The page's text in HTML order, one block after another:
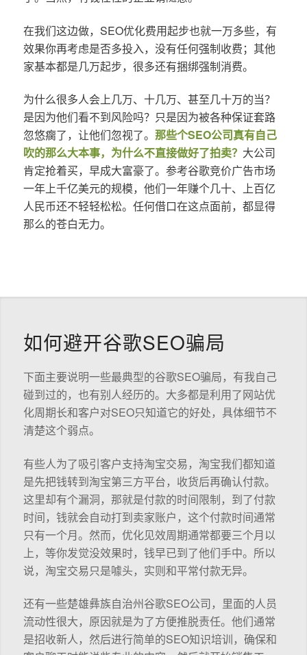
在我们这边做，SEO优化费用起步也就一万多些，有
效果你再考虑是否多投入，没有任何强制收费；其他
家基本都是几万起步，很多还有捆绑强制消费。
为什么很多人会上几万、十几万、甚至几十万的当？
是因为他们看不到风险吗？只是因为被各种保证套路
忽悠瘸了，让他们忽视了。 那些个SEO公司真有自己
吹的那么大本事，为什么不直接做好了拍卖？ 大公司
肯定抢着买，早成大富豪了。参考谷歌竞价广告市场
一年上千亿美元的规模，他们一年赚个几十、上百亿
人民币还不轻轻松松。任何借口在这点面前，都显得
那么的苍白无力。
如何避开谷歌SEO骗局
下面主要说明一些最典型的谷歌SEO骗局，有我自己
碰到过的，也有别人经历的。大多都是利用了网站优
化周期长和客户对SEO只知道它的好处，具体细节不
清楚这个弱点。
有些人为了吸引客户支持淘宝交易，淘宝我们都知道
是先把钱转到淘宝第三方平台，收货后再确认付款。
这里却有个漏洞，那就是付款的时间限制，到了付款
时间，钱就会自动打到卖家账户，这个付款时间通常
只有一个月。然而，优化见效周期通常都要三个月以
上，等你发觉没效果时，钱早已到了他们手中。所以
说，淘宝交易只是噱头，实则和平常付款无异。
还有一些楚雄彝族自治州谷歌SEO公司，里面的人员
流动性很大，原因就是为了方便推脱责任。他们通常
是招收新人，然后进行简单的SEO知识培训，确保和